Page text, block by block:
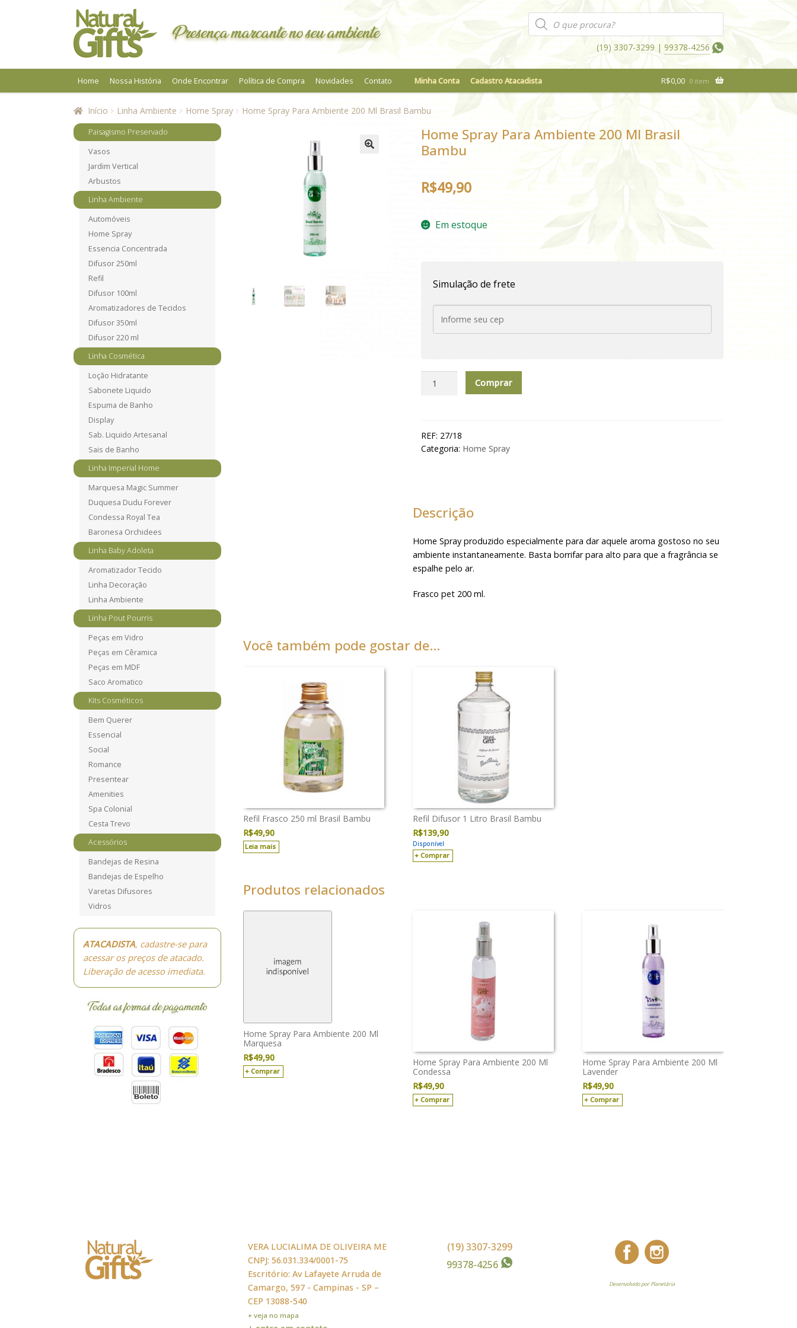
Pular
para
navegação
Pular
para
o
conteúdo
Presença marcante no seu ambiente
Pesquisar
produtos
(19) 3307-3299 | 99378-4256
Home Nossa História Onde Encontrar Política de Compra Novidades Contato Minha Conta Cadastro Atacadista R$0,00 0 item
Início Linha Ambiente Home Spray Home Spray Para Ambiente 200 Ml Brasil Bambu
Home Spray Para Ambiente 200 Ml Brasil
Bambu
R$49,90
Em estoque
Simulação de frete
200
Ml
Comprar
REF: 27/18
Categoria: Home Spray
Descrição
Home Spray produzido especialmente para dar aquele aroma gostoso no seu
ambiente instantaneamente. Basta borrifar para alto para que a fragrância se
espalhe pelo ar.
Frasco pet 200 ml.
Você também pode gostar de…
Refil Frasco 250 ml Brasil Bambu
R$49,90
Leia mais
Refil Difusor 1 Litro Brasil Bambu
R$139,90
Disponível
Comprar
Produtos relacionados
Home Spray Para Ambiente 200 Ml
Marquesa
R$49,90
Comprar
Home Spray Para Ambiente 200 Ml
Condessa
R$49,90
Comprar
Home Spray Para Ambiente 200 Ml
Lavender
R$49,90
Comprar
Paisagismo Preservado
Vasos
Jardim Vertical
Arbustos
Linha Ambiente
Automóveis
Home Spray
Essencia Concentrada
Difusor 250ml
Refil
Difusor 100ml
Aromatizadores de Tecidos
Difusor 350ml
Difusor 220 ml
Linha Cosmética
Loção Hidratante
Sabonete Liquido
Espuma de Banho
Display
Sab. Liquido Artesanal
Sais de Banho
Linha Imperial Home
Marquesa Magic Summer
Duquesa Dudu Forever
Condessa Royal Tea
Baronesa Orchidees
Linha Baby Adoleta
Aromatizador Tecido
Linha Decoração
Linha Ambiente
Linha Pout Pourris
Peças em Vidro
Peças em Cêramica
Peças em MDF
Saco Aromatico
Kits Cosméticos
Bem Querer
Essencial
Social
Romance
Presentear
Amenities
Spa Colonial
Cesta Trevo
Acessórios
Bandejas de Resina
Bandejas de Espelho
Varetas Difusores
Vidros
ATACADISTA, cadastre-se para
acessar os preços de atacado.
Liberação de acesso imediata.
VERA LUCIALIMA DE OLIVEIRA ME
CNPJ: 56.031.334/0001-75
Escritório: Av Lafayete Arruda de
Camargo, 597 - Campinas - SP –
CEP 13088-540
+ veja no mapa
(19) 3307-3299
99378-4256
Desenvolvido por Planetária